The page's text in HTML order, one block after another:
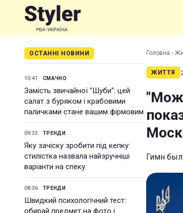
ОСТАННІ НОВИНИ
10:41 СМАЧНО
Замість звичайної "Шуби": цей
салат з буряком і крабовими
паличками стане вашим фірмовим
09:33 ТРЕНДИ
Яку зачіску зробити під кепку:
стилістка назвала найзручніші
варіанти на спеку
08:36 ТРЕНДИ
Швидкий психологічний тест:
обирай предмет на фото і
Головна ›
ЖИТТЯ
Гимн был